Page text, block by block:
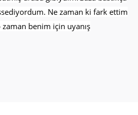
Ne zaman ki fark ettim
benim için uyanış